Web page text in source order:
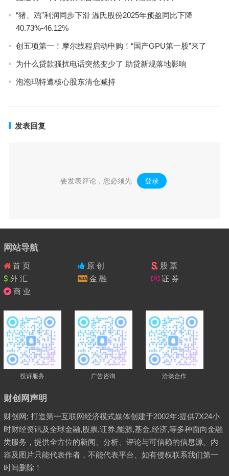
“猪、鸡”利润同步下滑 温氏股份2025年预盈同比下降
40.73%-46.12%
创五项第一！摩尔线程启动申购！“国产GPU第一股”来了
为什么贷款骚扰电话突然变少了 助贷新规落地影响
泡泡玛特遭核心股东清仓减持
发表回复
要发表评论，您必须先 登录 。
网站导航
首 页 原 创
股 票
外 汇
金 融
证 券
商 业
投诉服务 广告咨询 洽谈合作
财创网声明
财创网; 打造第一互联网经济模式媒体创建于2002年:提供7X24小
时财经资讯及全球金融,股票,证券,能源,基金,经济,等多种面向金融
类服务，提供全方位的新闻、分析、评论与可信赖的信息源。内
容及图片只能代表作者，不能代表平台、如有侵权联系我们第一
时间删除！